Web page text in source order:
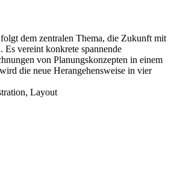
dem zentralen Thema, die Zukunft mit
Es vereint konkrete spannende
von Planungskonzepten in einem
die neue Herangehensweise in vier
, Layout